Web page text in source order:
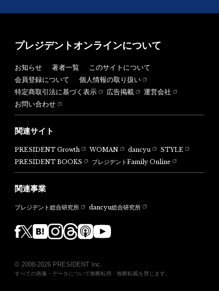
プレジデントオンラインについて
お知らせ 著者一覧
このサイトについて
会員登録について
個人情報の取り扱い
特定商取引法に基づく表示
広告掲載
運営会社
お問い合わせ
関連サイト
PRESIDENT Growth WOMAN dancyu
STYLE
PRESIDENT BOOKS
プレジデントFamily Online
関連事業
プレジデント総合研究所 dancyu総合研究所
© 2008-2026 PRESIDENT Inc.
すべての画像・データについて無断転用・無断転載を禁じます。